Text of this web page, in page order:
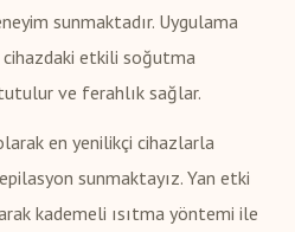
sunmaktadır. Uygulama
cihazdaki etkili soğutma
ve ferahlık sağlar.
en yenilikçi cihazlarla
sunmaktayız. Yan etki
kademeli ısıtma yöntemi ile